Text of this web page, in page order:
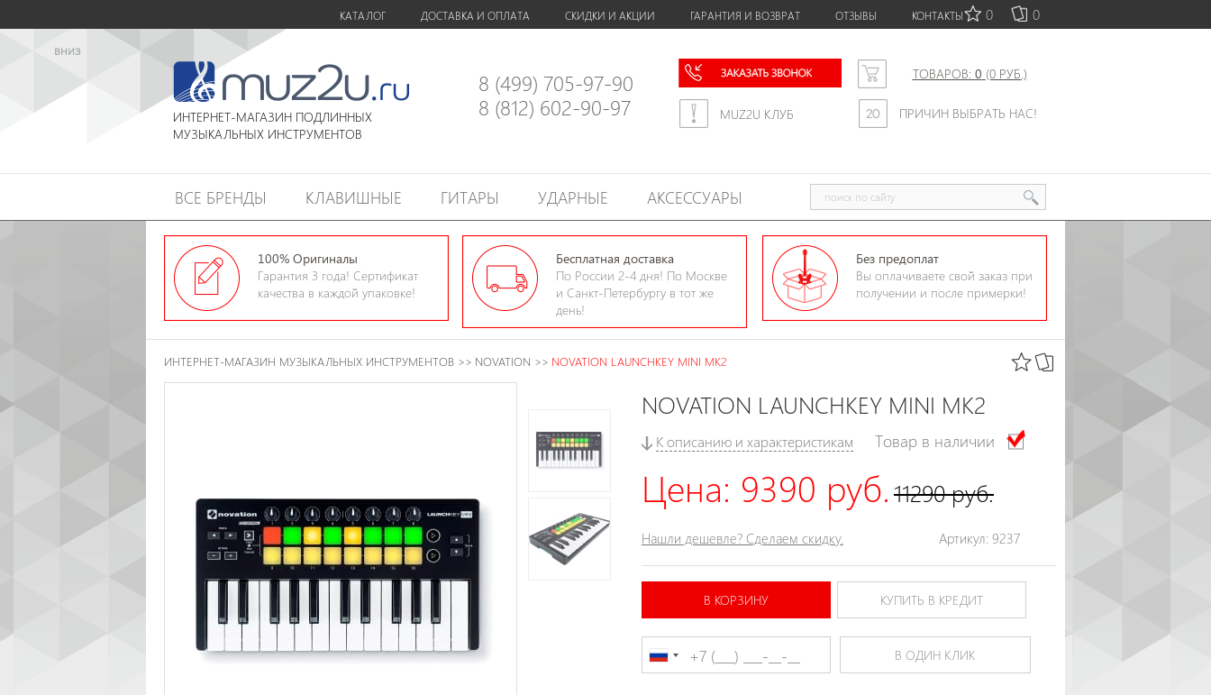
вниз
КАТАЛОГ ДОСТАВКА И ОПЛАТА СКИДКИ И АКЦИИ ГАРАНТИЯ И ВОЗВРАТ ОТЗЫВЫ КОНТАКТЫ 0
0
ИНТЕРНЕТ-МАГАЗИН ПОДЛИННЫХ
МУЗЫКАЛЬНЫХ ИНСТРУМЕНТОВ
8 (499) 705-97-90
8 (812) 602-90-97
MUZ2U КЛУБ
ТОВАРОВ: 0 (0 РУБ.)
ПРИЧИН ВЫБРАТЬ НАС!
ВСЕ БРЕНДЫ КЛАВИШНЫЕ ГИТАРЫ УДАРНЫЕ АКСЕССУАРЫ
100% Оригиналы
Гарантия 3 года! Сертификат
качества в каждой упаковке!
Бесплатная доставка
По России 2-4 дня! По Москве
и Санкт-Петербургу в тот же
день!
Без предоплат
Вы оплачиваете свой заказ при
получении и после примерки!
ИНТЕРНЕТ-МАГАЗИН МУЗЫКАЛЬНЫХ ИНСТРУМЕНТОВ >> NOVATION >> NOVATION LAUNCHKEY MINI MK2
NOVATION LAUNCHKEY MINI MK2
К описанию и характеристикам Товар в наличии
Цена: 9390 руб. 11290 руб.
Нашли дешевле? Сделаем скидку. Артикул: 9237
В КОРЗИНУ КУПИТЬ В КРЕДИТ
В ОДИН КЛИК